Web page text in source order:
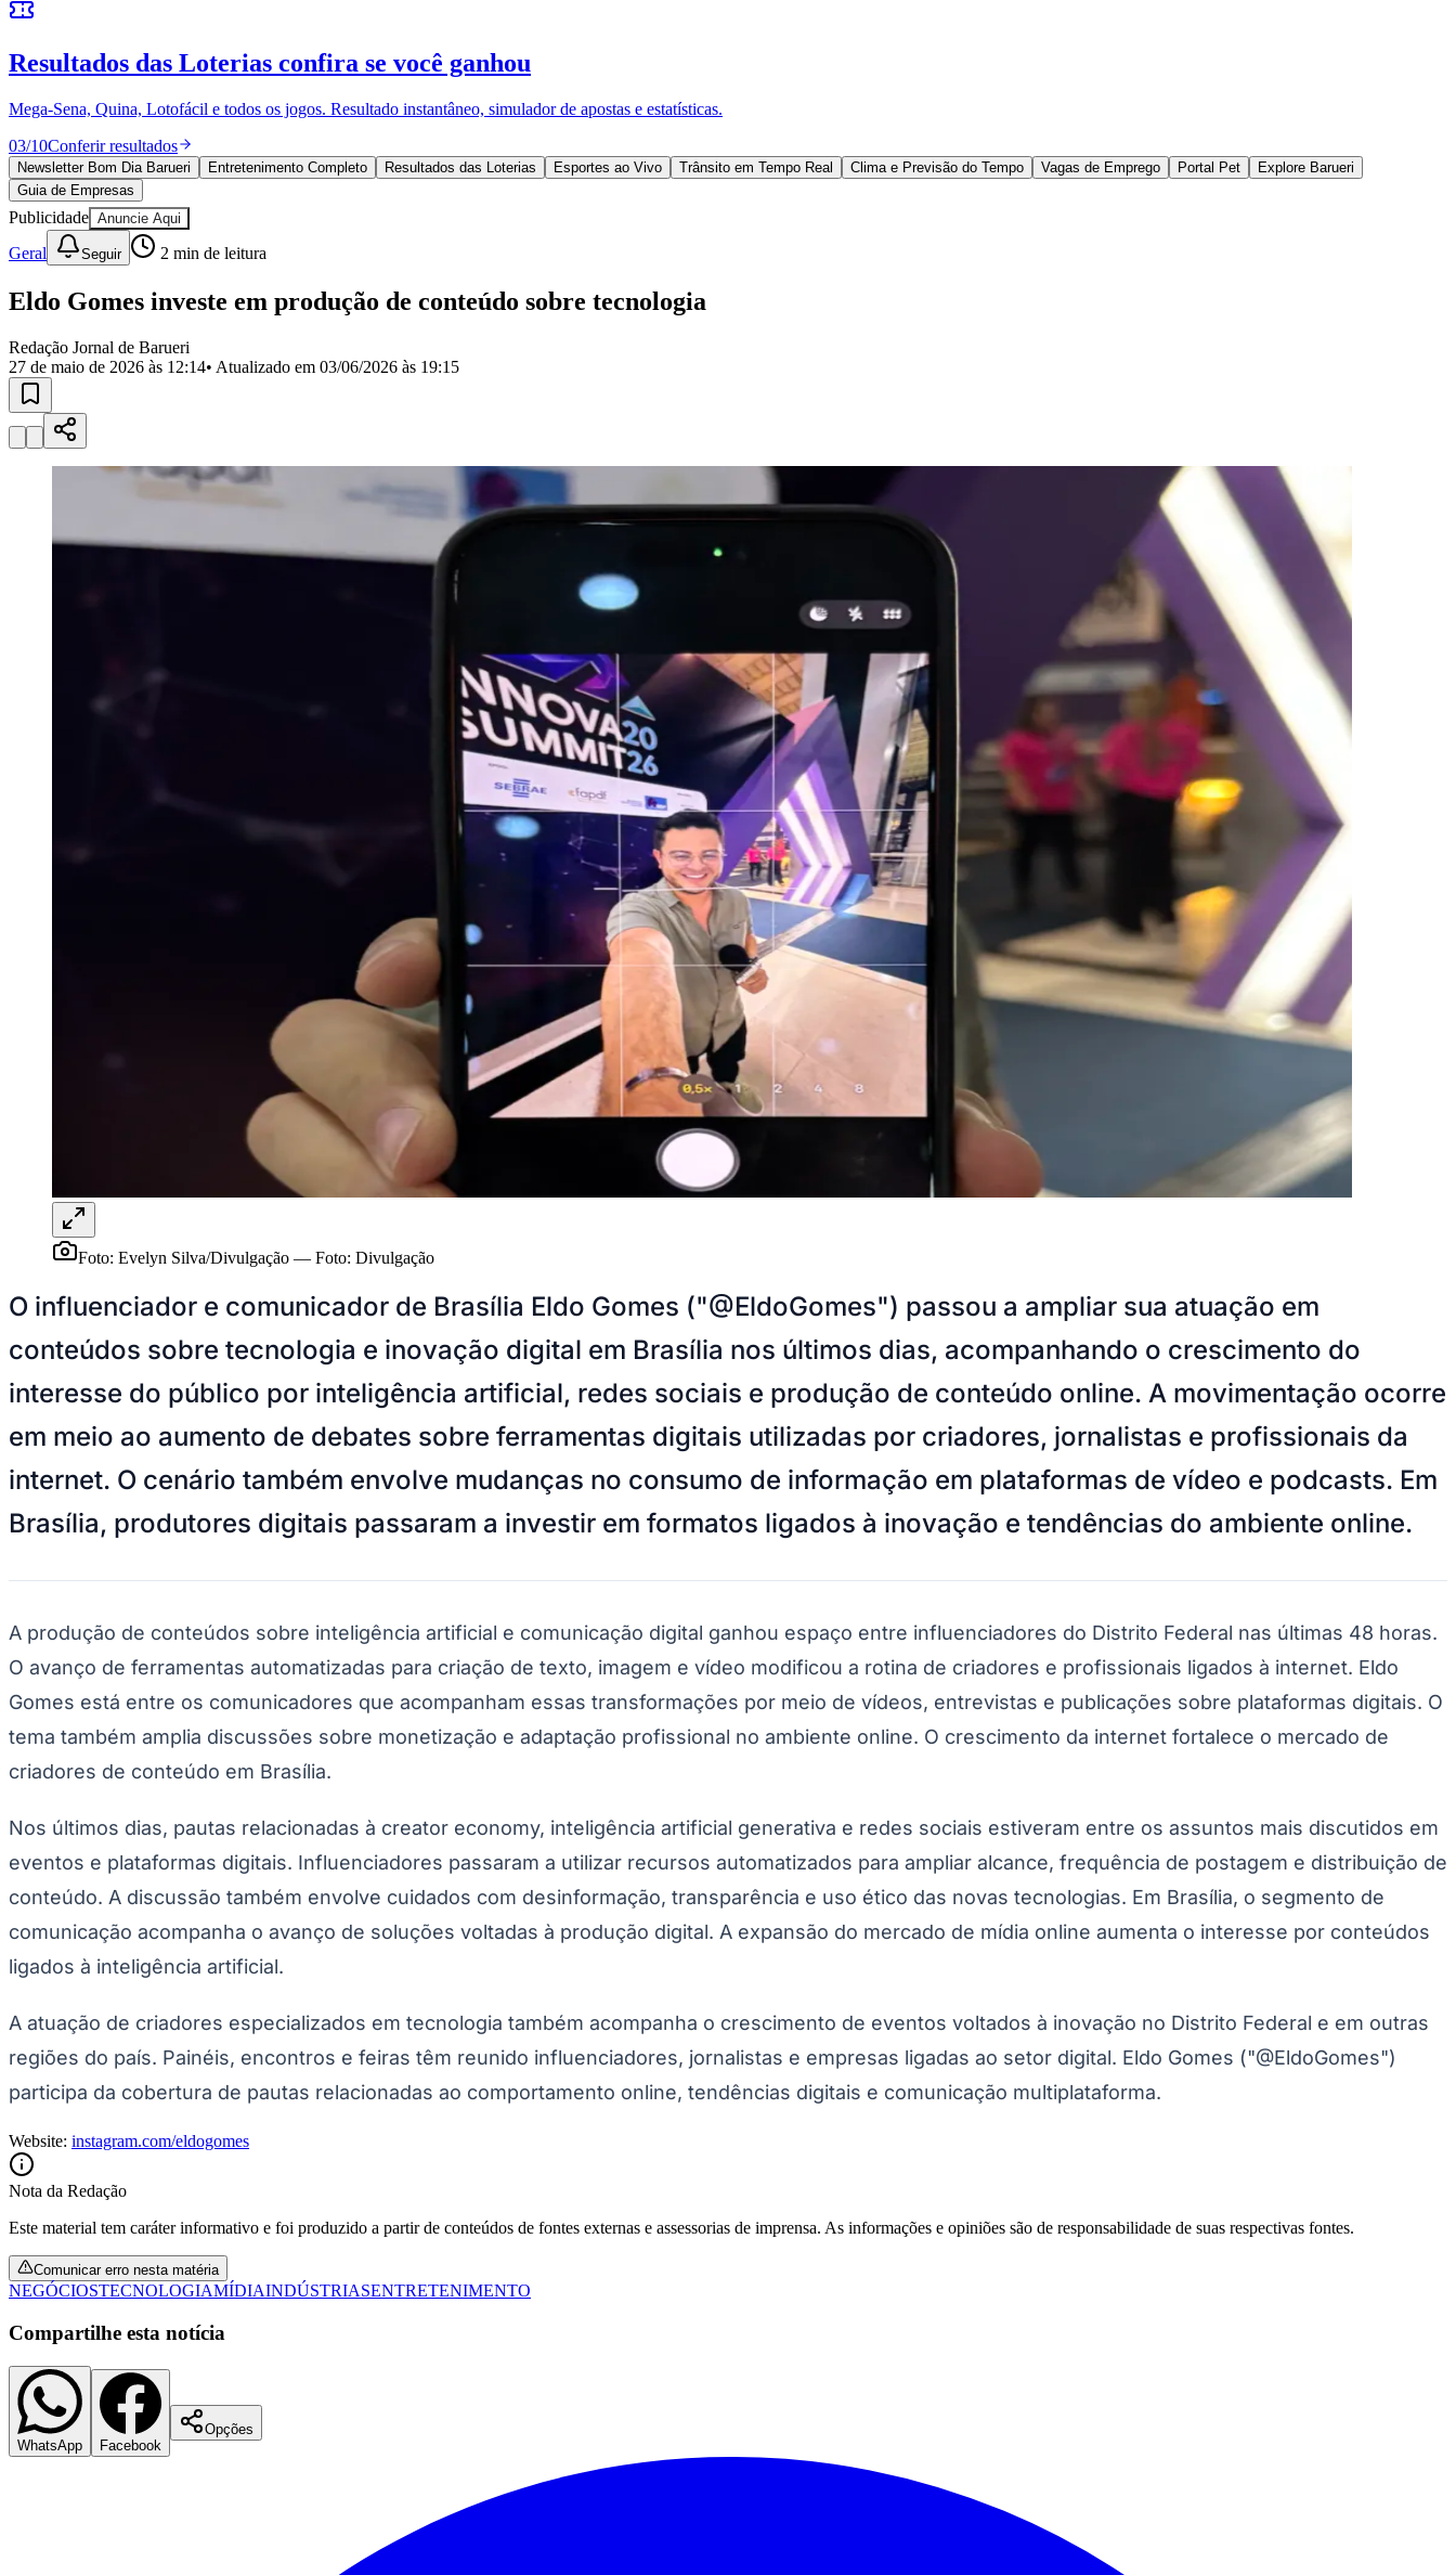
Anuncie no Portal
Cadastrar Empresa
Divulgar Vagas Novo
Publicidade Legal
Política
Eleições
Esportes
Saúde
Segurança
Cultura
Obras
Educação
Bairros de Barueri
Selecione sua região
AldeiaAldeia da Serra
MilitarItapeviJandiraJardim AudirJardim BelvalJardim CalifórniaJardim dos AltosJardim dos CamargosJardim EsperançaJardim GrazielaJardim IracemaJardim ItaquitiJardim JulioJardim Líbano
Jardim Maria
Jardim Maria Helena Jardim Mutinga Jardim ParaísoJardim PaulistaJardim Reginalice Jardim São Silvestre Jardim Tupã Jardim Tupanci
Parque dos CamargosParque Imperial Parque Santa LuziaParque VianaPirapora do Bom JesusRecanto PhrynéaSantana de Parnaíba Vale do Sol Vila Barros Vila Boa Vista
Vila Porto
Votupoca
Para Sua Empresa
Negócios Regionais
Turismo
Carapicuíba Pirapora do Bom JesusAraçariguamaCajamarCaieirasFranco da RochaFrancisco MoratoTaboão da Serra Embu das Artes São Roque
Anuncie no Portal
Verificar Empresa
Anunciar VagasNovo
Publicidade Legal
NBA
Fórmula 1
UFC
Tênis (ATP)
MLB
Atletismo
NBB
Competições de Futebol
Brasileirão Série B
Libertadores
Sul-Americana
Copa América
Champions League
Premier League
La Liga
Mundial 2026
Resultados das Loterias confira se você ganhou
Mega-Sena, Quina, Lotofácil e todos os jogos. Resultado instantâneo, simulador de apostas e estatísticas.
03/10Conferir resultados
Newsletter Bom Dia Barueri Entretenimento Completo Resultados das Loterias Esportes ao Vivo Trânsito em Tempo Real Clima e Previsão do Tempo Vagas de Emprego Portal Pet
Explore Barueri
Guia de Empresas
Publicidade Anuncie Aqui
Geral Seguir 2 min de leitura
Eldo Gomes investe em produção de conteúdo sobre tecnologia
Redação Jornal de Barueri
27 de maio de 2026 às 12:14• Atualizado em 03/06/2026 às 19:15
Foto: Evelyn Silva/Divulgação — Foto: Divulgação
O influenciador e comunicador de Brasília Eldo Gomes ("@EldoGomes") passou a ampliar sua atuação em
conteúdos sobre tecnologia e inovação digital em Brasília nos últimos dias, acompanhando o crescimento do
interesse do público por inteligência artificial, redes sociais e produção de conteúdo online. A movimentação ocorre
em meio ao aumento de debates sobre ferramentas digitais utilizadas por criadores, jornalistas e profissionais da
internet. O cenário também envolve mudanças no consumo de informação em plataformas de vídeo e podcasts. Em
Brasília, produtores digitais passaram a investir em formatos ligados à inovação e tendências do ambiente online.
A produção de conteúdos sobre inteligência artificial e comunicação digital ganhou espaço entre influenciadores do Distrito Federal nas últimas 48 horas.
O avanço de ferramentas automatizadas para criação de texto, imagem e vídeo modificou a rotina de criadores e profissionais ligados à internet. Eldo
Gomes está entre os comunicadores que acompanham essas transformações por meio de vídeos, entrevistas e publicações sobre plataformas digitais. O
tema também amplia discussões sobre monetização e adaptação profissional no ambiente online. O crescimento da internet fortalece o mercado de
criadores de conteúdo em Brasília.
Nos últimos dias, pautas relacionadas à creator economy, inteligência artificial generativa e redes sociais estiveram entre os assuntos mais discutidos em
eventos e plataformas digitais. Influenciadores passaram a utilizar recursos automatizados para ampliar alcance, frequência de postagem e distribuição de
conteúdo. A discussão também envolve cuidados com desinformação, transparência e uso ético das novas tecnologias. Em Brasília, o segmento de
comunicação acompanha o avanço de soluções voltadas à produção digital. A expansão do mercado de mídia online aumenta o interesse por conteúdos
ligados à inteligência artificial.
A atuação de criadores especializados em tecnologia também acompanha o crescimento de eventos voltados à inovação no Distrito Federal e em outras
regiões do país. Painéis, encontros e feiras têm reunido influenciadores, jornalistas e empresas ligadas ao setor digital. Eldo Gomes ("@EldoGomes")
participa da cobertura de pautas relacionadas ao comportamento online, tendências digitais e comunicação multiplataforma.
Website: instagram.com/eldogomes
Nota da Redação
Este material tem caráter informativo e foi produzido a partir de conteúdos de fontes externas e assessorias de imprensa. As informações e opiniões são de responsabilidade de suas respectivas fontes.
Comunicar erro nesta matéria
NEGÓCIOSTECNOLOGIAMÍDIAINDÚSTRIASENTRETENIMENTO
Compartilhe esta notícia
WhatsApp Facebook
Opções